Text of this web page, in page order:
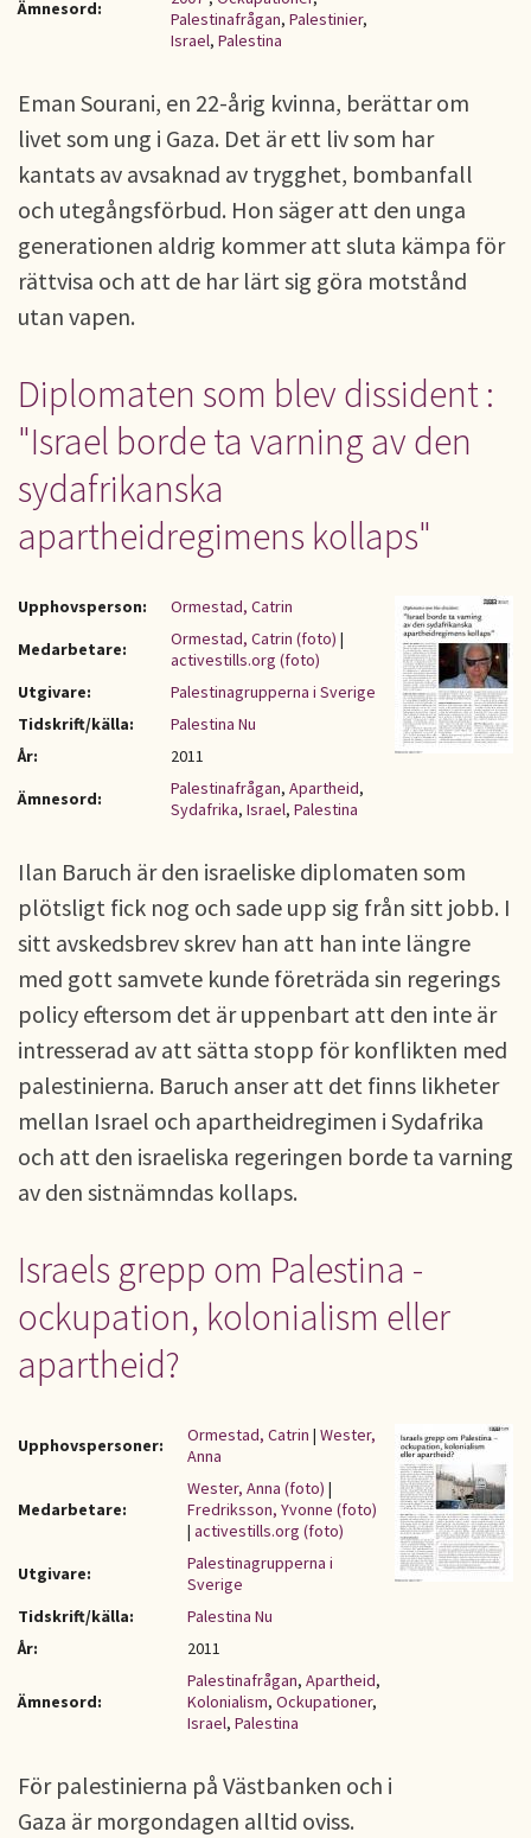
Ämnesord:
Palestinafrågan, Palestinier,
Israel, Palestina
Eman Sourani, en 22-årig kvinna, berättar om
livet som ung i Gaza. Det är ett liv som har
kantats av avsaknad av trygghet, bombanfall
och utegångsförbud. Hon säger att den unga
generationen aldrig kommer att sluta kämpa för
rättvisa och att de har lärt sig göra motstånd
utan vapen.
Diplomaten som blev dissident :
"Israel borde ta varning av den
sydafrikanska
apartheidregimens kollaps"
Upphovsperson:
Ormestad, Catrin
Medarbetare:
Ormestad, Catrin (foto) |
activestills.org (foto)
Utgivare:
Palestinagrupperna i Sverige
Tidskrift/källa:
Palestina Nu
År:
2011
Ämnesord:
Palestinafrågan, Apartheid,
Sydafrika, Israel, Palestina
Ilan Baruch är den israeliske diplomaten som
plötsligt fick nog och sade upp sig från sitt jobb. I
sitt avskedsbrev skrev han att han inte längre
med gott samvete kunde företräda sin regerings
policy eftersom det är uppenbart att den inte är
intresserad av att sätta stopp för konflikten med
palestinierna. Baruch anser att det finns likheter
mellan Israel och apartheidregimen i Sydafrika
och att den israeliska regeringen borde ta varning
av den sistnämndas kollaps.
Israels grepp om Palestina -
ockupation, kolonialism eller
apartheid?
Upphovspersoner: Ormestad, Catrin | Wester,
Anna
Medarbetare:
Wester, Anna (foto) |
Fredriksson, Yvonne (foto)
| activestills.org (foto)
Utgivare:
Palestinagrupperna i
Sverige
Tidskrift/källa:
Palestina Nu
År:
2011
Ämnesord:
Palestinafrågan, Apartheid,
Kolonialism, Ockupationer,
Israel, Palestina
För palestinierna på Västbanken och i
Gaza är morgondagen alltid oviss.